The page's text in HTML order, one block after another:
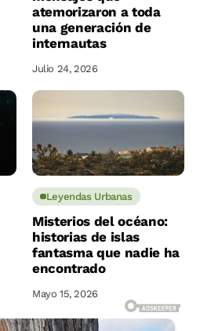
atemorizaron a toda
una generación de
internautas
Julio 24, 2026
Leyendas Urbanas
Misterios del océano:
historias de islas
fantasma que nadie ha
encontrado
Mayo 15, 2026